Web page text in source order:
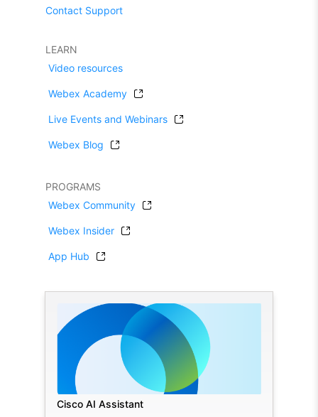
Contact Support
LEARN
Video resources
Webex Academy
Live Events and Webinars
Webex Blog
PROGRAMS
Webex Community
Webex Insider
App Hub
Cisco AI Assistant